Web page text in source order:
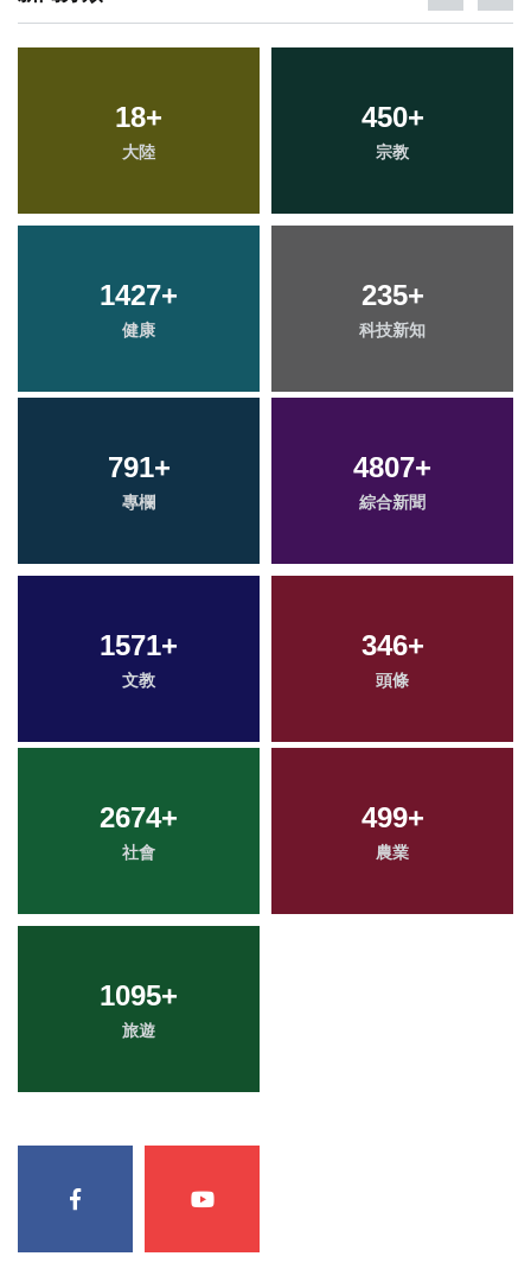
18+
大陸
450+
宗教
1427+
健康
235+
科技新知
791+
專欄
4807+
綜合新聞
1571+
文教
346+
頭條
2674+
社會
499+
農業
1095+
旅遊